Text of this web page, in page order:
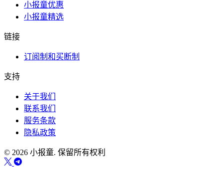
小报童优惠
小报童精选
链接
订阅制和买断制
支持
关于我们
联系我们
服务条款
隐私政策
© 2026 小报童. 保留所有权利